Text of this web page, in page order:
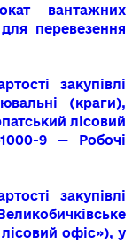
вантажних
перевезення
закупівлі
(краги),
лісовий
9 — Робочі
закупівлі
офіс»), у